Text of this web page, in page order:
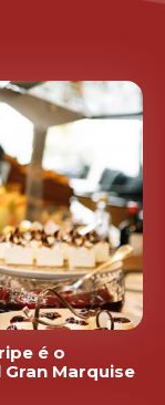
é o
Marquise